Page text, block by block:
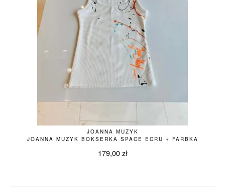
JOANNA MUZYK
JOANNA MUZYK BOKSERKA SPACE ECRU + FARBKA
179,00 zł